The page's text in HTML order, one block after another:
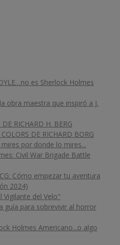
es Sherlock Holmes
obra maestra que inspiró a J.
RICHARD H. BERG
DE RICHARD BORG
por donde lo mires...
Civil War Brigade Battle
Cómo empezar tu aventura
2024)
Vigilante del Velo"
guía para sobrevivir al horror
Holmes Americano...o algo